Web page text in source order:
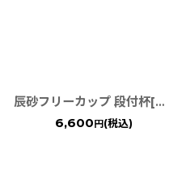
辰砂フリーカップ 段付杯[有田焼 真右ェ門窯］
6,600 円(税込)